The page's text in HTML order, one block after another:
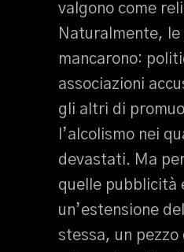
valgono come
Naturalmente, le
mancarono:
associazioni
gli altri di
l’alcolismo nei
devastati. Ma
quelle pubblicità
un’estensione
stessa, un